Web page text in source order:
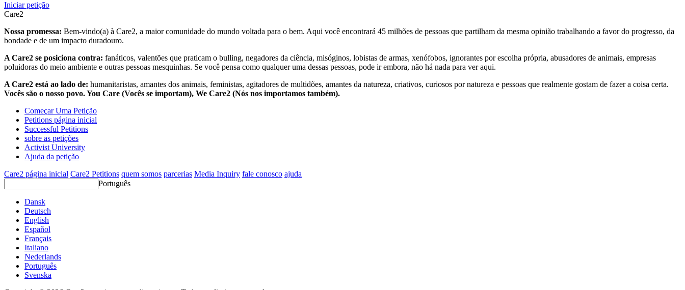
Iniciar petição
Care2
Nossa promessa: Bem-vindo(a) à Care2, a maior comunidade do mundo voltada para o bem. Aqui você encontrará 45 milhões de pessoas que partilham da mesma opinião trabalhando a favor do progresso, da
bondade e de um impacto duradouro.
A Care2 se posiciona contra: fanáticos, valentões que praticam o bulling, negadores da ciência, misóginos, lobistas de armas, xenófobos, ignorantes por escolha própria, abusadores de animais, empresas
poluidoras do meio ambiente e outras pessoas mesquinhas. Se você pensa como qualquer uma dessas pessoas, pode ir embora, não há nada para ver aqui.
A Care2 está ao lado de: humanitaristas, amantes dos animais, feministas, agitadores de multidões, amantes da natureza, criativos, curiosos por natureza e pessoas que realmente gostam de fazer a coisa certa.
Vocês são o nosso povo. You Care (Vocês se importam), We Care2 (Nós nos importamos também).
Começar Uma Petição
Petitions página inicial
Successful Petitions
sobre as petições
Activist University
Ajuda da petição
Care2 página inicial Care2 Petitions quem somos parcerias Media Inquiry fale conosco ajuda
Português
Dansk
Deutsch
English
Español
Français
Italiano
Nederlands
Português
Svenska